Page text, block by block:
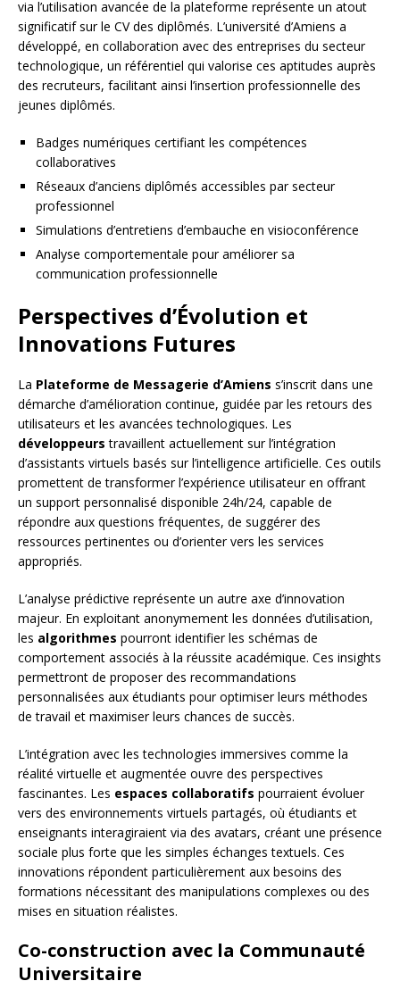
via l’utilisation avancée de la plateforme représente un atout
significatif sur le CV des diplômés. L’université d’Amiens a
développé, en collaboration avec des entreprises du secteur
technologique, un référentiel qui valorise ces aptitudes auprès
des recruteurs, facilitant ainsi l’insertion professionnelle des
jeunes diplômés.
Badges numériques certifiant les compétences
collaboratives
Réseaux d’anciens diplômés accessibles par secteur
professionnel
Simulations d’entretiens d’embauche en visioconférence
Analyse comportementale pour améliorer sa
communication professionnelle
Perspectives d’Évolution et
Innovations Futures
La Plateforme de Messagerie d’Amiens s’inscrit dans une
démarche d’amélioration continue, guidée par les retours des
utilisateurs et les avancées technologiques. Les
développeurs travaillent actuellement sur l’intégration
d’assistants virtuels basés sur l’intelligence artificielle. Ces outils
promettent de transformer l’expérience utilisateur en offrant
un support personnalisé disponible 24h/24, capable de
répondre aux questions fréquentes, de suggérer des
ressources pertinentes ou d’orienter vers les services
appropriés.
L’analyse prédictive représente un autre axe d’innovation
majeur. En exploitant anonymement les données d’utilisation,
les algorithmes pourront identifier les schémas de
comportement associés à la réussite académique. Ces insights
permettront de proposer des recommandations
personnalisées aux étudiants pour optimiser leurs méthodes
de travail et maximiser leurs chances de succès.
L’intégration avec les technologies immersives comme la
réalité virtuelle et augmentée ouvre des perspectives
fascinantes. Les espaces collaboratifs pourraient évoluer
vers des environnements virtuels partagés, où étudiants et
enseignants interagiraient via des avatars, créant une présence
sociale plus forte que les simples échanges textuels. Ces
innovations répondent particulièrement aux besoins des
formations nécessitant des manipulations complexes ou des
mises en situation réalistes.
Co-construction avec la Communauté
Universitaire